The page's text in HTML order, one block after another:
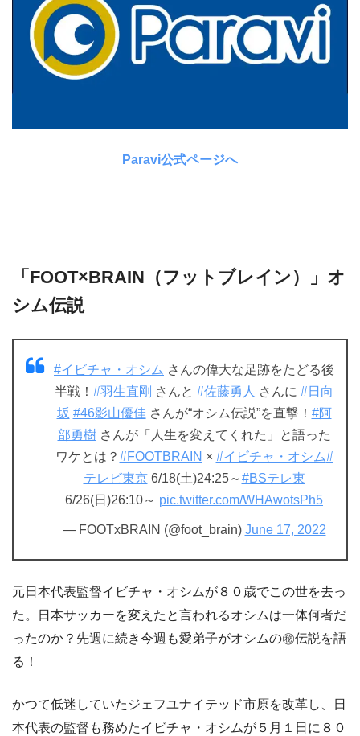
Paravi公式ページへ
「FOOT×BRAIN（フットブレイン）」オ
シム伝説
#イビチャ・オシム さんの偉大な足跡をたどる後
半戦！ #羽生直剛 さんと #佐藤勇人 さんに #日向
坂 #46影山優佳 さんが“オシム伝説”を直撃！ #阿
部勇樹さんが「人生を変えてくれた」と語った
ワケとは？ #FOOTBRAIN × #イビチャ・オシム#
テレビ東京6/18(土)24:25～#BSテレ東
6/26(日)26:10～ pic.twitter.com/WHAwotsPh5
— FOOTxBRAIN (@foot_brain) June 17, 2022
元日本代表監督イビチャ・オシムが８０歳でこの世を去っ
た。日本サッカーを変えたと言われるオシムは一体何者だ
ったのか？先週に続き今週も愛弟子がオシムの㊙伝説を語
る！
かつて低迷していたジェフユナイテッド市原を改革し、日
本代表の監督も務めたイビチャ・オシムが５月１日に８０